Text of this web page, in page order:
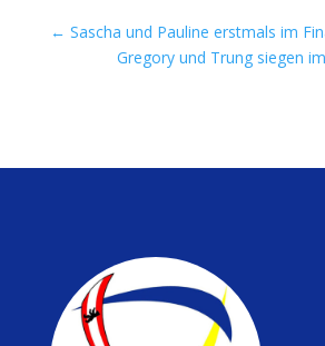
← Sascha und Pauline erstmals im
Gregory und Trung siegen